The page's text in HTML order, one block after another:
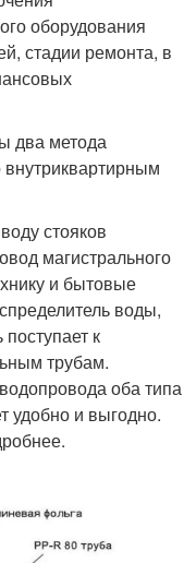
оборудования
стадии ремонта, в
два метода
стояков
магистрального
и бытовые
воды,
к
трубам.
оба типа
удобно и выгодно.